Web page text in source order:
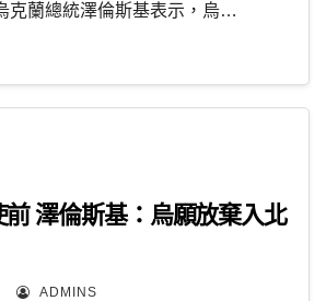
克蘭總統澤倫斯基表示，烏…
澤倫斯基：烏願放棄入北
ADMINS